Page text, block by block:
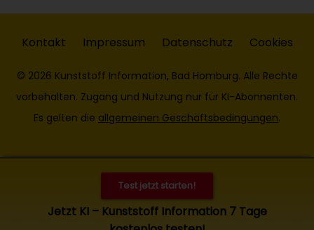
Test jetzt starten!
Jetzt KI – Kunststoff Information 7 Tage
Kontakt Impressum Datenschutz Cookies
© 2026 Kunststoff Information, Bad Homburg. Alle Rechte
vorbehalten. Zugang und Nutzung nur für KI-Abonnenten.
Es gelten die allgemeinen Geschäftsbedingungen.